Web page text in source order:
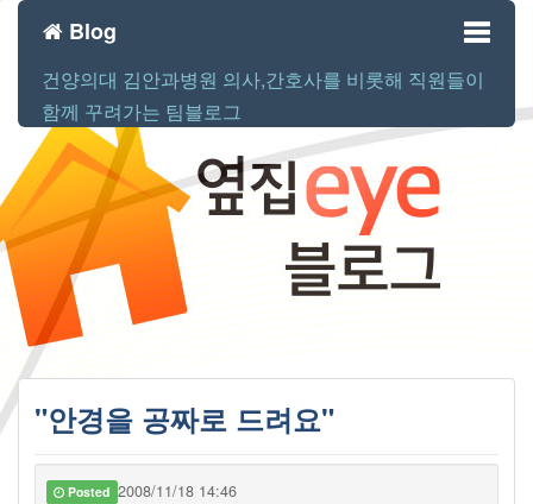
Toggle
Blog
건양의대 김안과병원 의사,간호사를 비롯해 직원들이
함께 꾸려가는 팀블로그
"안경을 공짜로 드려요"
Posted 2008/11/18 14:46